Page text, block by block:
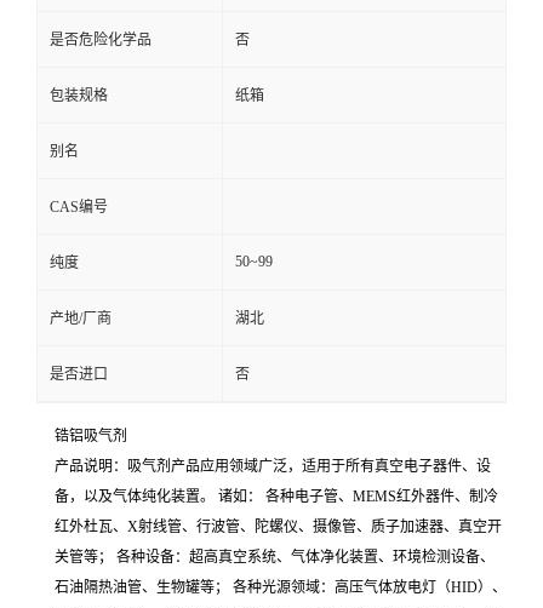
是否危险化学品 否
包装规格 纸箱
别名
CAS编号
纯度 50~99
产地/厂商 湖北
是否进口 否
锆铝吸气剂
产品说明：吸气剂产品应用领域广泛，适用于所有真空电子器件、设
备，以及气体纯化装置。 诸如： 各种电子管、MEMS红外器件、制冷
红外杜瓦、X射线管、行波管、陀螺仪、摄像管、质子加速器、真空开
关管等； 各种设备：超高真空系统、气体净化装置、环境检测设备、
石油隔热油管、生物罐等； 各种光源领域：高压气体放电灯（HID）、